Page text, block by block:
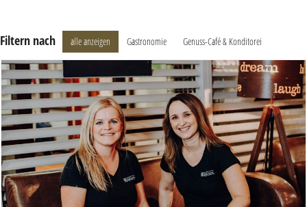
Filtern nach alle anzeigen Gastronomie Genuss-Café & Konditorei